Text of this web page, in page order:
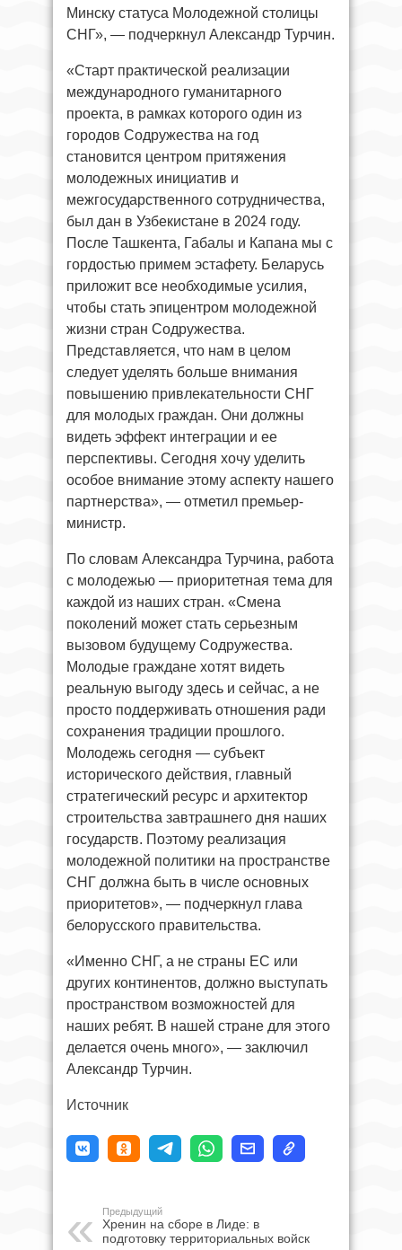
Минску статуса Молодежной столицы
СНГ», — подчеркнул Александр Турчин.
«Старт практической реализации
международного гуманитарного
проекта, в рамках которого один из
городов Содружества на год
становится центром притяжения
молодежных инициатив и
межгосударственного сотрудничества,
был дан в Узбекистане в 2024 году.
После Ташкента, Габалы и Капана мы с
гордостью примем эстафету. Беларусь
приложит все необходимые усилия,
чтобы стать эпицентром молодежной
жизни стран Содружества.
Представляется, что нам в целом
следует уделять больше внимания
повышению привлекательности СНГ
для молодых граждан. Они должны
видеть эффект интеграции и ее
перспективы. Сегодня хочу уделить
особое внимание этому аспекту нашего
партнерства», — отметил премьер-
министр.
По словам Александра Турчина, работа
с молодежью — приоритетная тема для
каждой из наших стран. «Смена
поколений может стать серьезным
вызовом будущему Содружества.
Молодые граждане хотят видеть
реальную выгоду здесь и сейчас, а не
просто поддерживать отношения ради
сохранения традиции прошлого.
Молодежь сегодня — субъект
исторического действия, главный
стратегический ресурс и архитектор
строительства завтрашнего дня наших
государств. Поэтому реализация
молодежной политики на пространстве
СНГ должна быть в числе основных
приоритетов», — подчеркнул глава
белорусского правительства.
«Именно СНГ, а не страны ЕС или
других континентов, должно выступать
пространством возможностей для
наших ребят. В нашей стране для этого
делается очень много», — заключил
Александр Турчин.
Источник
Предыдущий
Хренин на сборе в Лиде: в
подготовку территориальных войск